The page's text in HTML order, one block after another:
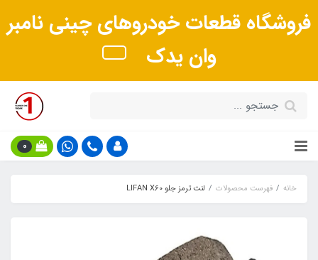
فروشگاه قطعات خودروهای چینی نامبر
وان یدک
0
خانه فهرست محصولات لنت ترمز جلو LIFAN X60